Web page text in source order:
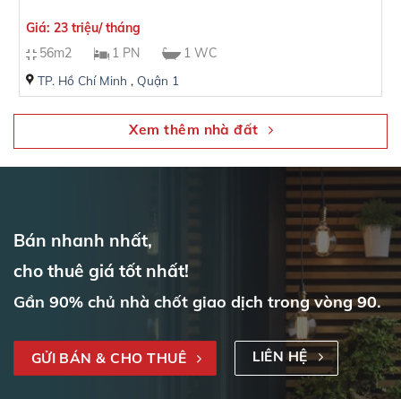
Giá: 23 triệu/ tháng
56m2
1 PN 1 WC
TP. Hồ Chí Minh , Quận 1
Xem thêm nhà đất
Bán nhanh nhất,
cho thuê giá tốt nhất!
Gần 90% chủ nhà chốt giao dịch trong vòng 90.
GỬI BÁN & CHO THUÊ LIÊN HỆ